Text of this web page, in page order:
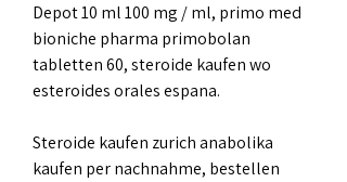
Depot 10 ml 100 mg / ml, primo med
bioniche pharma primobolan
tabletten 60, steroide kaufen wo
esteroides orales espana.
Steroide kaufen zurich anabolika
kaufen per nachnahme, bestellen